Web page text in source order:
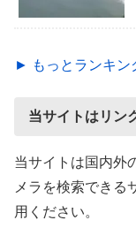
► もっとランキン
当サイトはリン
当サイトは国内外
メラを検索できる
用ください。